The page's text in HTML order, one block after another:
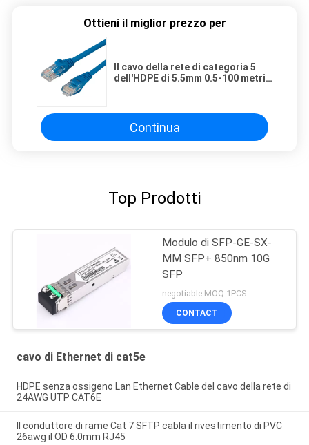
Ottieni il miglior prezzo per
Il cavo della rete di categoria 5
dell'HDPE di 5.5mm 0.5-100 metri
Continua
Top Prodotti
Modulo di SFP-GE-SX-
MM SFP+ 850nm 10G
SFP
negotiable MOQ:1PCS
CONTACT
cavo di Ethernet di cat5e
HDPE senza ossigeno Lan Ethernet Cable del cavo della rete di
24AWG UTP CAT6E
Il conduttore di rame Cat 7 SFTP cabla il rivestimento di PVC
26awg il OD 6.0mm RJ45